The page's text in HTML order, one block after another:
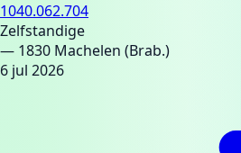
1040.062.704
Zelfstandige
— 1830 Machelen (Brab.)
6 jul 2026